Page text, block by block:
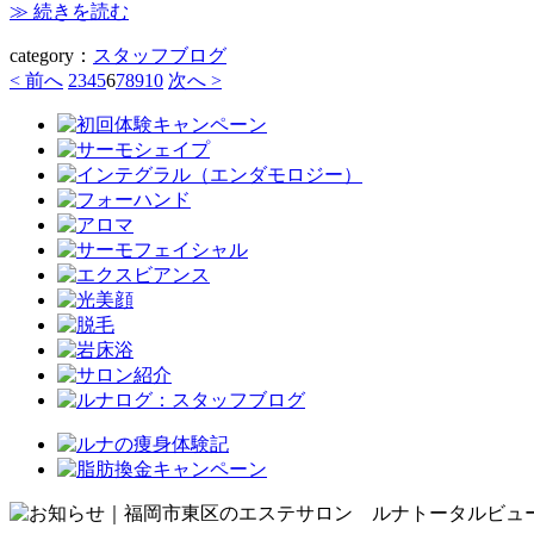
≫ 続きを読む
category： スタッフブログ
< 前へ 2345678910 次へ >